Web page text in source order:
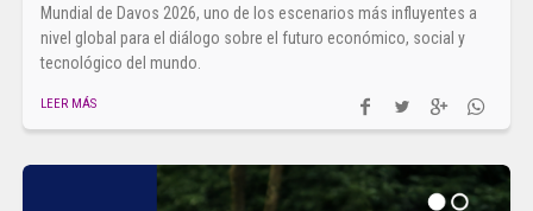
Mundial de Davos 2026, uno de los escenarios más influyentes a
nivel global para el diálogo sobre el futuro económico, social y
tecnológico del mundo.
LEER MÁS